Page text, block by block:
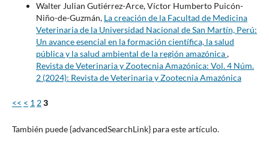
Walter Julian Gutiérrez-Arce, Víctor Humberto Puicón-
Niño-de-Guzmán, La creación de la Facultad de Medicina
Veterinaria de la Universidad Nacional de San Martín, Perú:
Un avance esencial en la formación científica, la salud
pública y la salud ambiental de la región amazónica,
Revista de Veterinaria y Zootecnia Amazónica: Vol. 4 Núm.
2 (2024): Revista de Veterinaria y Zootecnia Amazónica
<< < 1 23
También puede {advancedSearchLink} para este artículo.